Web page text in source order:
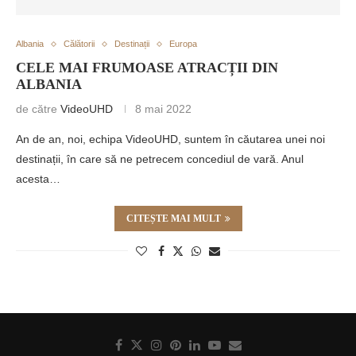
Albania Călătorii Destinații Europa
CELE MAI FRUMOASE ATRACȚII DIN
ALBANIA
de către VideoUHD 8 mai 2022
An de an, noi, echipa VideoUHD, suntem în căutarea unei noi
destinații, în care să ne petrecem concediul de vară. Anul
acesta…
CITEȘTE MAI MULT